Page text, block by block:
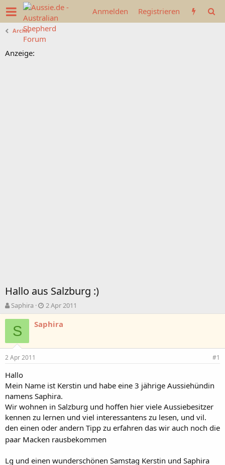
Anmelden Registrieren
Archiv
Anzeige:
Hallo aus Salzburg :)
T
h
m
n
s
a
r
t
e
Saphira
B
e
g
n
u
m
2 Apr 2011
S Saphira
2 Apr 2011 #1
Hallo
Mein Name ist Kerstin und habe eine 3 jährige Aussiehündin
namens Saphira.
Wir wohnen in Salzburg und hoffen hier viele Aussiebesitzer
kennen zu lernen und viel interessantens zu lesen, und vil.
den einen oder andern Tipp zu erfahren das wir auch noch die
paar Macken rausbekommen
Lg und einen wunderschönen Samstag Kerstin und Saphira